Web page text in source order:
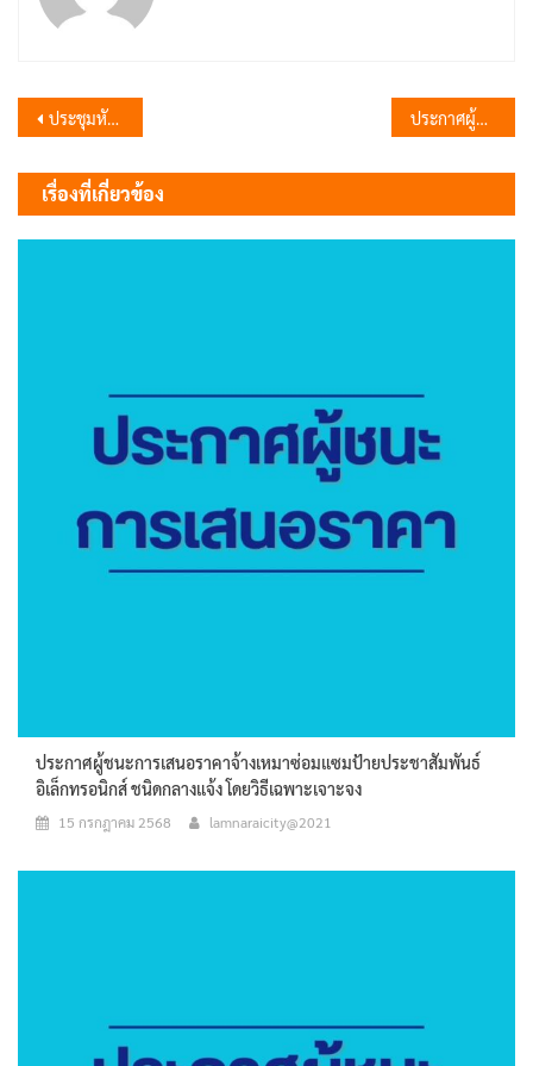
แนะแนว
เรื่อง
ประชุมหัวหน้าส่วนเทศบาลฯ ประกาศผู้ชนะการเสนอราคาจัดซื้อวัสดุไฟฟ้าและวิทยุ จำนวน 20 รายการ โดยวิธีเฉพาะเจาะจง
เรื่องที่เกี่ยวข้อง
ประกาศผู้ชนะการเสนอราคาจ้างเหมาซ่อมแซมป้ายประชาสัมพันธ์
อิเล็กทรอนิกส์ ชนิดกลางแจ้ง โดยวิธีเฉพาะเจาะจง
15 กรกฎาคม 2568 lamnaraicity@2021